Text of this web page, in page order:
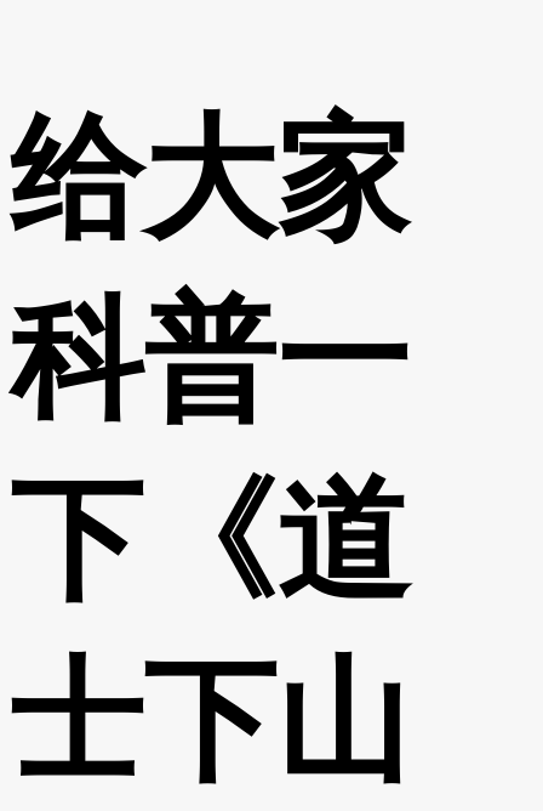
给大家
科普一
下《道
士下山